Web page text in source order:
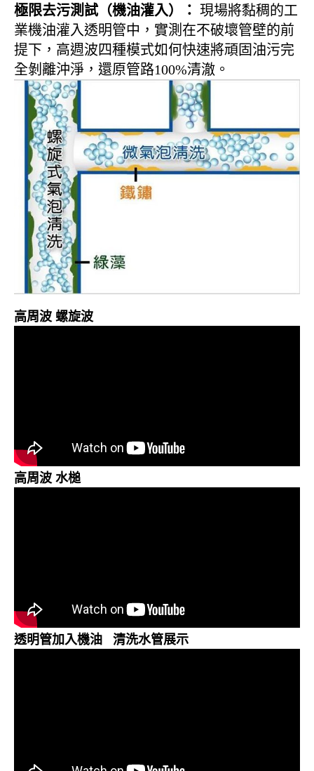
極限去污測試（機油灌入）： 現場將黏稠的工
業機油灌入透明管中，實測在不破壞管壁的前
提下，高週波四種模式如何快速將頑固油污完
全剝離沖淨，還原管路100%清澈。
高周波 螺旋波
高周波 水槌
透明管加入機油 清洗水管展示